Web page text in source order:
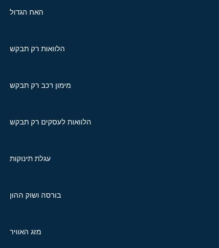
האח הגדול
הלוואות רק תבקש
מימון רכב רק תבקש
הלוואות לעסקים רק תבקש
עגלת תינוקות
בורסה ושוק ההון
מזג האוויר